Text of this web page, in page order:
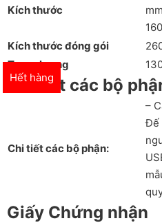
Hết hàng
Kích thước
Kích thước đóng gói
Trọng lượng
Chi tiết các bộ
Chi tiết các bộ phận:
–
Đế
Giấy Chứng nhận